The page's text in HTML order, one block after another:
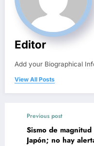
Editor
Add your Biographical
View All Posts
Previous post
Sismo de
Japón; no hay